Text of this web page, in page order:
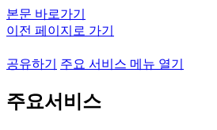
본문 바로가기
이전 페이지로 가기
공유하기 주요 서비스 메뉴 열기
주요서비스